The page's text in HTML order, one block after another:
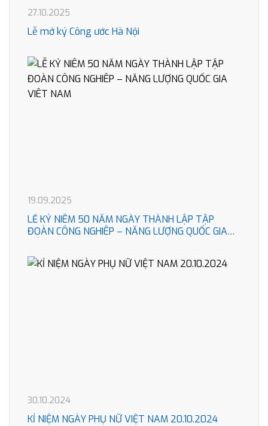
27.10.2025
Lễ mở ký Công ước Hà Nội
19.09.2025
LỄ KỶ NIÊM 50 NĂM NGÀY THÀNH LẬP TẬP
ĐOÀN CÔNG NGHIÊP – NĂNG LƯỢNG QUỐC GIA
30.10.2024
KỈ NIỆM NGÀY PHỤ NỮ VIỆT NAM 20.10.2024